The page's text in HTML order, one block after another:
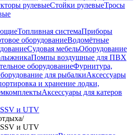
рулевыеСтойки рулевыеТросы
Топливная системаПриборы
оборудованиеВодомётные
Судовая мебельОборудование
Помпы воздушные для ПВХ
оборудованиеФурнитура,
для рыбалкиАксессуары
и хранение лодки,
Аксессуары для катеров
и UTV
/
и UTV